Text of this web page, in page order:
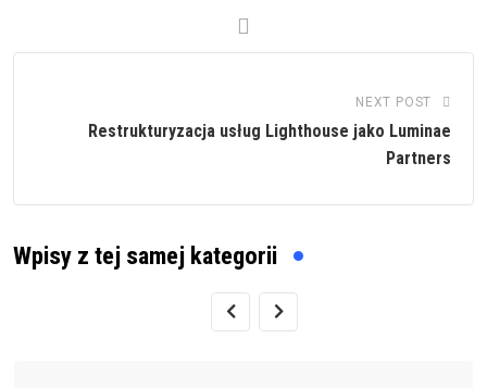
NEXT POST
Restrukturyzacja usług Lighthouse jako Luminae
Partners
Wpisy z tej samej kategorii